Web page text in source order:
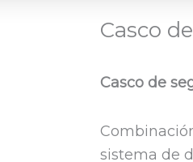
Casco
Casco de
sistema de